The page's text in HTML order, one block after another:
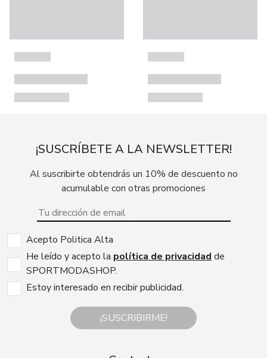
¡SUSCRÍBETE A LA NEWSLETTER!
Al suscribirte obtendrás un 10% de descuento no
acumulable con otras promociones
Acepto Politica Alta
He leído y acepto la política de privacidad de
SPORTMODASHOP.
Estoy interesado en recibir publicidad.
¡SUSCRIBIRME!